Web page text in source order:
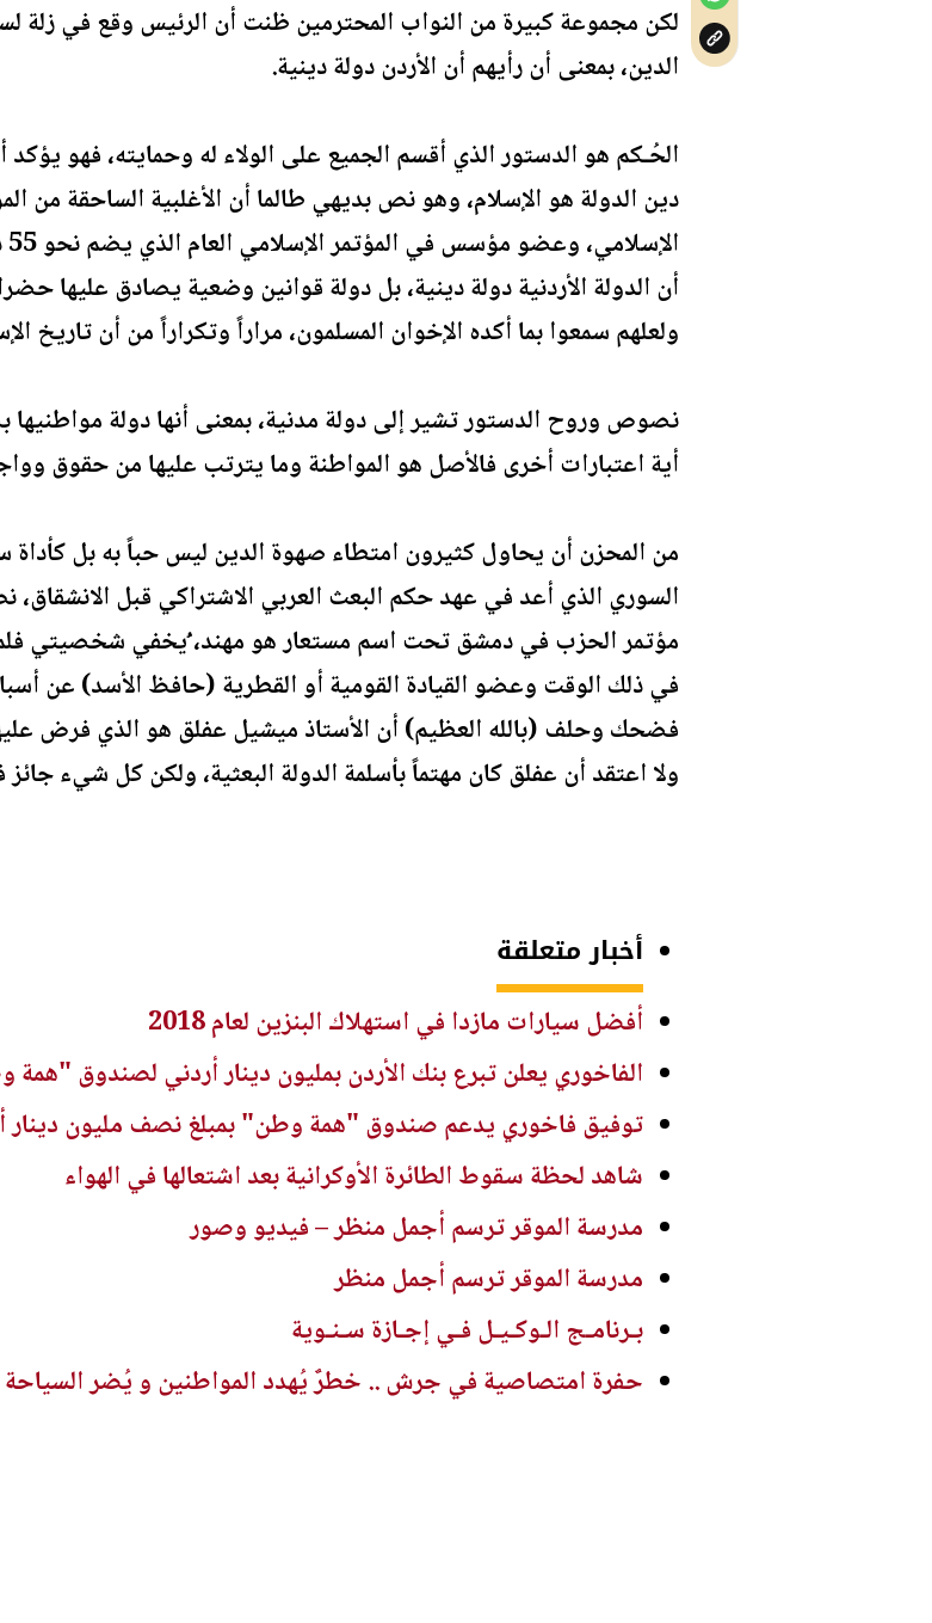
لكن مجموعة كبيرة من النواب المحترمين ظنت أن الرئيس وقع في زلة
الدين، بمعنى أن رأيهم أن الأردن دولة دينية.
الحُـكم هو الدستور الذي أقسم الجميع على الولاء له وحمايته، فهو
دين الدولة هو الإسلام، وهو نص بديهي طالما أن الأغلبية الساحقة من
أن الدولة الأردنية دولة دينية، بل دولة قوانين وضعية يصادق عليها
ولعلهم سمعوا بما أكده الإخوان المسلمون، مراراً وتكراراً من أن تاريخ
نصوص وروح الدستور تشير إلى دولة مدنية، بمعنى أنها دولة
أية اعتبارات أخرى فالأصل هو المواطنة وما يترتب عليها من حقوق
من المحزن أن يحاول كثيرون امتطاء صهوة الدين ليس حباً به بل كأداة
السوري الذي أعد في عهد حكم البعث العربي الاشتراكي قبل
مؤتمر الحزب في دمشق تحت اسم مستعار هو مهند، ُيخفي شخصيتي فلم
في ذلك الوقت وعضو القيادة القومية أو القطرية (حافظ الأسد) عن
فضحك وحلف (بالله العظيم) أن الأستاذ ميشيل عفلق هو الذي فرض
ولا اعتقد أن عفلق كان مهتماً بأسلمة الدولة البعثية، ولكن كل شيء
أخبار متعلقة
أفضل سيارات مازدا في استهلاك البنزين لعام 2018
الفاخوري يعلن تبرع بنك الأردن بمليون دينار أردني لصندوق
توفيق فاخوري يدعم صندوق "همة وطن" بمبلغ نصف مليون دينار
شاهد لحظة سقوط الطائرة الأوكرانية بعد اشتعالها في الهواء
مدرسة الموقر ترسم أجمل منظر – فيديو وصور
مدرسة الموقر ترسم أجمل منظر
بـرنامـج الـوكـيـل فـي إجـازة سـنـوية
حفرة امتصاصية في جرش .. خطرٌ يُهدد المواطنين و يُضر